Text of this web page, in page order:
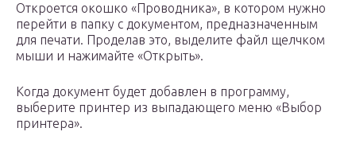
Откроется окошко «Проводника», в котором нужно
перейти в папку с документом, предназначенным
для печати. Проделав это, выделите файл щелчком
мыши и нажимайте «Открыть».
Когда документ будет добавлен в программу,
выберите принтер из выпадающего меню «Выбор
принтера».